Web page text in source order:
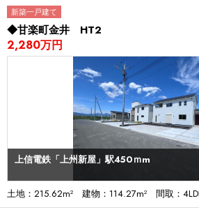
新築一戸建て
◆甘楽町金井 HT2
2,280万円
上信電鉄「上州新屋」駅450ｍm
土地：215.62m² 建物：114.27m² 間取：